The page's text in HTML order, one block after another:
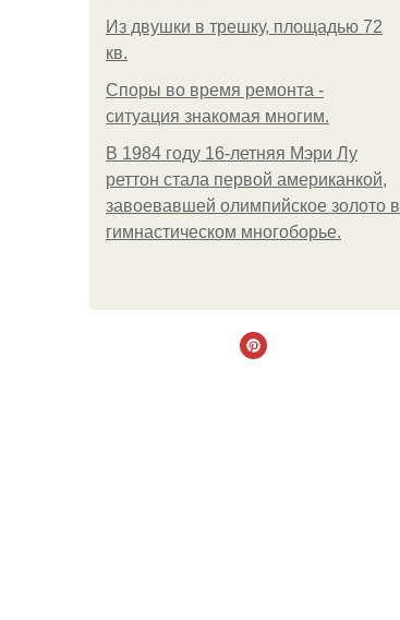
Из двушки в трешку, площадью 72
кв.
Споры во время ремонта -
ситуация знакомая многим.
В 1984 году 16-летняя Мэри Лу
реттон стала первой американкой,
завоевавшей олимпийское золото в
гимнастическом многоборье.